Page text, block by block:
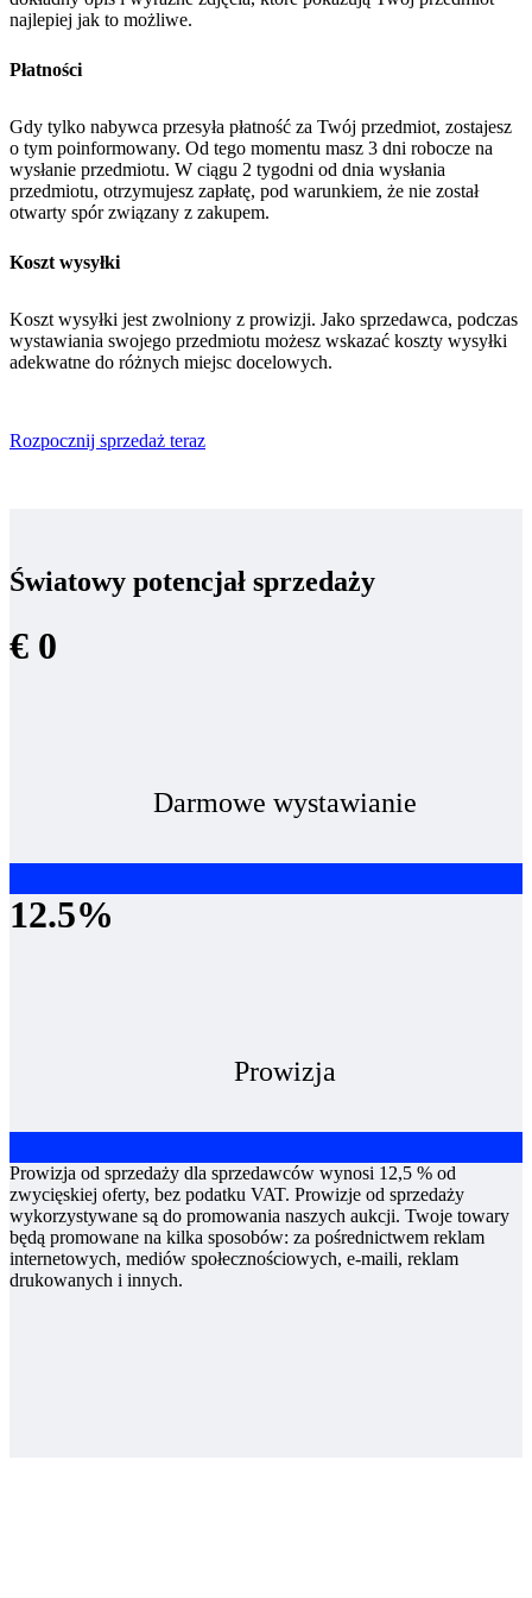
najlepiej jak to możliwe.
Płatności
Gdy tylko nabywca przesyła płatność za Twój przedmiot, zostajesz
o tym poinformowany. Od tego momentu masz 3 dni robocze na
wysłanie przedmiotu. W ciągu 2 tygodni od dnia wysłania
przedmiotu, otrzymujesz zapłatę, pod warunkiem, że nie został
otwarty spór związany z zakupem.
Koszt wysyłki
Koszt wysyłki jest zwolniony z prowizji. Jako sprzedawca, podczas
wystawiania swojego przedmiotu możesz wskazać koszty wysyłki
adekwatne do różnych miejsc docelowych.
Rozpocznij sprzedaż teraz
Światowy potencjał sprzedaży
€ 0
Darmowe wystawianie
12.5%
Prowizja
Prowizja od sprzedaży dla sprzedawców wynosi 12,5 % od
zwycięskiej oferty, bez podatku VAT. Prowizje od sprzedaży
wykorzystywane są do promowania naszych aukcji. Twoje towary
będą promowane na kilka sposobów: za pośrednictwem reklam
internetowych, mediów społecznościowych, e-maili, reklam
drukowanych i innych.